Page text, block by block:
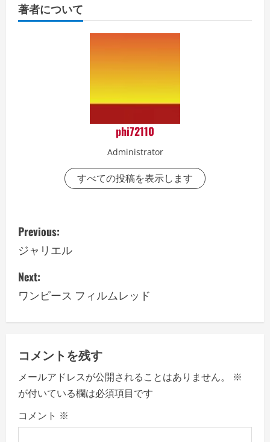
著者について
phi72110
Administrator
すべての投稿を表示します
P
o
s
t
n
a
v
i
g
Previous:
ジャリエル
Next:
ワンピース フィルムレッド
コメントを残す
メールアドレスが公開されることはありません。
※
が付いている欄は必須項目です
コメント ※